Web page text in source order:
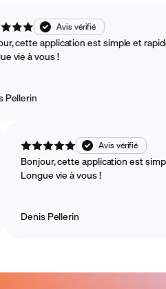
Avis vérifié
Bonjour, cette application est simple
Longue vie à vous !
Denis Pellerin
Avis vérifié
Bonjour, cette application est simple et
Longue vie à vous !
Denis Pellerin